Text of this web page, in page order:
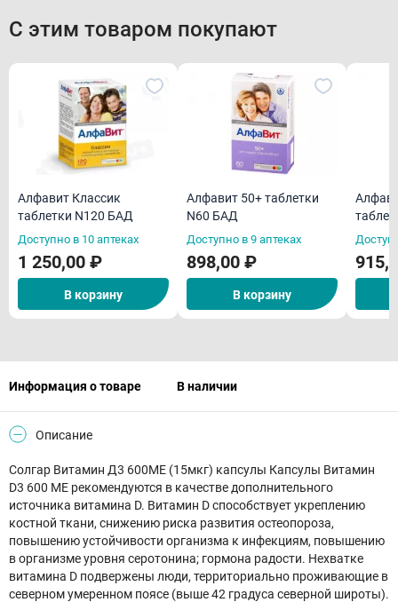
С этим товаром покупают
Алфавит Классик
таблетки N120 БАД
Доступно в 10 аптеках
1 250,00 ₽
В корзину
Алфавит 50+ таблетки
N60 БАД
Доступно в 9 аптеках
898,00 ₽
В корзину
Информация о товаре В наличии
Описание
Солгар Витамин Д3 600МЕ (15мкг) капсулы Капсулы Витамин
D3 600 ME рекомендуются в качестве дополнительного
источника витамина D. Витамин D способствует укреплению
костной ткани, снижению риска развития остеопороза,
повышению устойчивости организма к инфекциям, повышению
в организме уровня серотонина; гормона радости. Нехватке
витамина D подвержены люди, территориально проживающие в
северном умеренном поясе (выше 42 градуса северной широты).